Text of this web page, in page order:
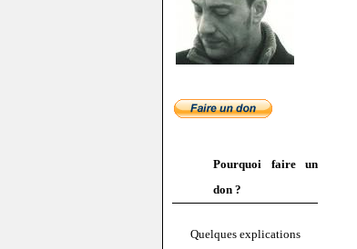
Pourquoi faire un
don ?
Quelques explications